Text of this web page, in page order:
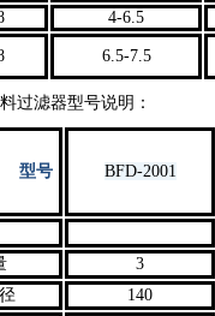
4-6.5
6.5-7.5
滤器型号说明：
型号 BFD-2001
3
140